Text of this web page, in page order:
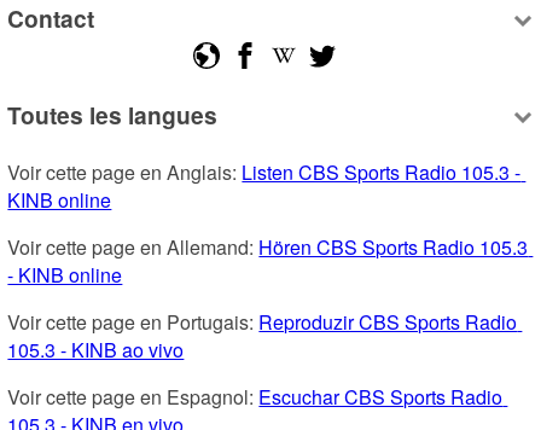
Contact
Toutes les langues
Voir cette page en Anglais: Listen CBS Sports Radio 105.3 -
KINB online
Voir cette page en Allemand: Hören CBS Sports Radio 105.3
- KINB online
Voir cette page en Portugais: Reproduzir CBS Sports Radio
105.3 - KINB ao vivo
Voir cette page en Espagnol: Escuchar CBS Sports Radio
105.3 - KINB en vivo